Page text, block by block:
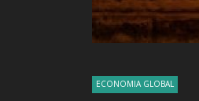
ECONOMIA GLOBAL